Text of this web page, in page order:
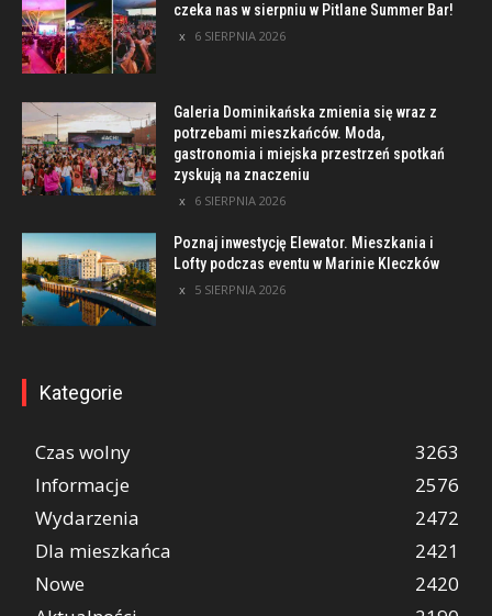
czeka nas w sierpniu w Pitlane Summer Bar!
6 SIERPNIA 2026
Galeria Dominikańska zmienia się wraz z
potrzebami mieszkańców. Moda,
gastronomia i miejska przestrzeń spotkań
zyskują na znaczeniu
6 SIERPNIA 2026
Poznaj inwestycję Elewator. Mieszkania i
Lofty podczas eventu w Marinie Kleczków
5 SIERPNIA 2026
Kategorie
Czas wolny
3263
Informacje
2576
Wydarzenia
2472
Dla mieszkańca
2421
Nowe
2420